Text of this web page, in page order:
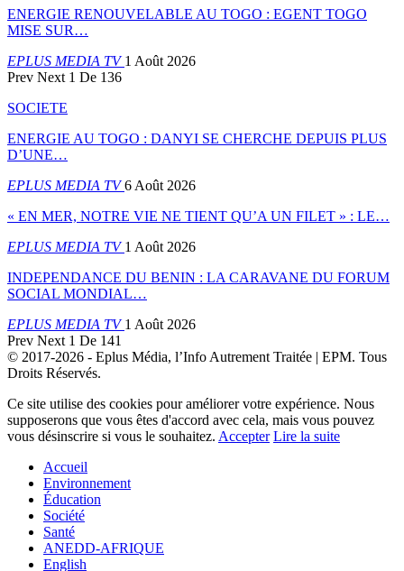
ENERGIE RENOUVELABLE AU TOGO : EGENT TOGO
MISE SUR…
EPLUS MEDIA TV1 Août 2026
Prev Next 1 De 136
SOCIETE
ENERGIE AU TOGO : DANYI SE CHERCHE DEPUIS PLUS
D’UNE…
EPLUS MEDIA TV6 Août 2026
« EN MER, NOTRE VIE NE TIENT QU’A UN FILET » : LE…
EPLUS MEDIA TV1 Août 2026
INDEPENDANCE DU BENIN : LA CARAVANE DU FORUM
SOCIAL MONDIAL…
EPLUS MEDIA TV1 Août 2026
Prev Next 1 De 141
© 2017-2026 - Eplus Média, l’Info Autrement Traitée | EPM. Tous
Droits Réservés.
Ce site utilise des cookies pour améliorer votre expérience. Nous
supposerons que vous êtes d'accord avec cela, mais vous pouvez
vous désinscrire si vous le souhaitez. Accepter Lire la suite
Accueil
Environnement
Éducation
Société
Santé
ANEDD-AFRIQUE
English